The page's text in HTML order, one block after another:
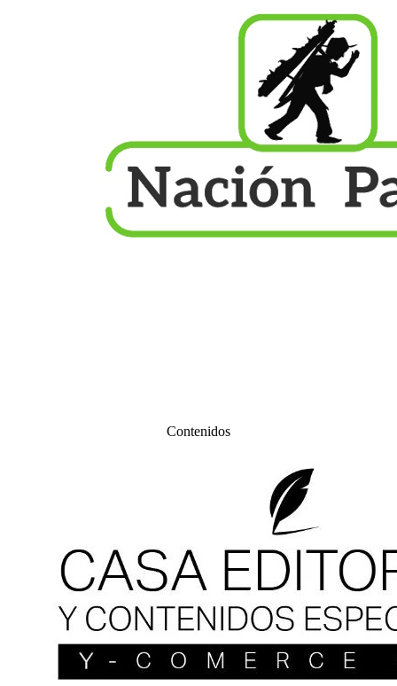
Contenidos